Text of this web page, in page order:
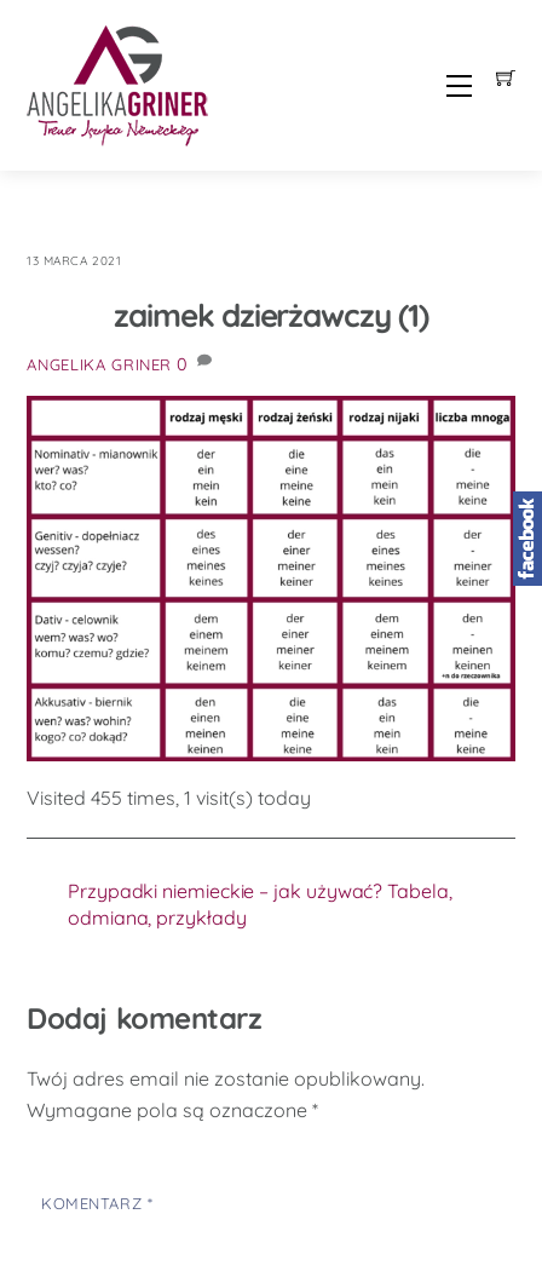
Menu
13 MARCA 2021
zaimek dzierżawczy (1)
ANGELIKA GRINER 0
Visited 455 times, 1 visit(s) today
Przypadki niemieckie – jak używać? Tabela,
odmiana, przykłady
Dodaj komentarz
Twój adres email nie zostanie opublikowany.
Wymagane pola są oznaczone*
KOMENTARZ *